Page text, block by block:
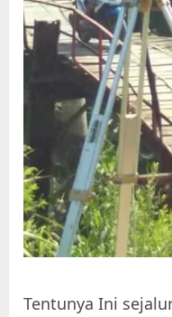
Tentunya Ini